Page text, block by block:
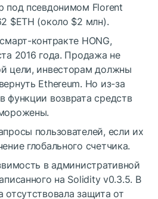
под псевдонимом Florent
$ETH (около $2 млн).
контракте HONG,
2016 года. Продажа не
цели, инвесторам должны
Ethereum. Но из-за
функции возврата средств
пользователей, если их
глобального счетчика.
в административной
на Solidity v0.3.5. В
отсутствовала защита от